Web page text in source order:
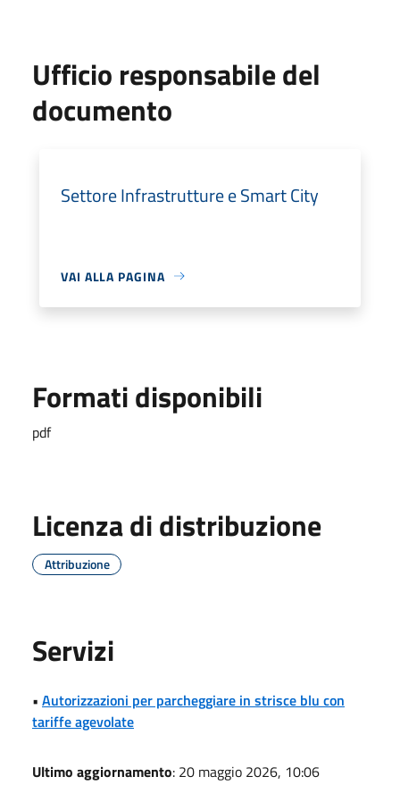
Ufficio responsabile del
documento
Settore Infrastrutture e Smart City
VAI ALLA PAGINA
Formati disponibili
pdf
Licenza di distribuzione
Attribuzione
Servizi
• Autorizzazioni per parcheggiare in strisce blu con
tariffe agevolate
Ultimo aggiornamento: 20 maggio 2026, 10:06